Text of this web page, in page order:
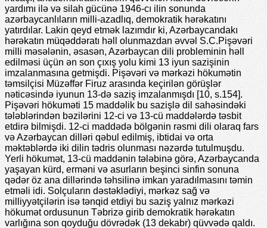
yardımı ilə və silah gücünə 1946-cı ilin sonunda
azərbaycanlıların milli-azadlıq, demokratik hərəkatını
yatırdılar. Lakin qeyd etmək lazımdır ki, Azərbaycandakı
hərəkatın müqəddəratı həll olunmazdan əvvəl S.C.Pişəvəri
milli məsələnin, əsasən, Azərbaycan dili probleminin həll
edilməsi üçün ən son çıxış yolu kimi 13 iyun sazişinin
imzalanmasına getmişdi. Pişəvəri və mərkəzi hökumətin
təmsilçisi Müzəffər Firuz arasında keçirilən görüşlər
nəticəsində iyunun 13-də saziş imzalanmışdı [10, s.154].
Pişəvəri hökuməti 15 maddəlik bu sazişlə dil sahəsindəki
tələblərindən bəzilərini 12-ci və 13-cü maddələrdə təsbit
etdirə bilmişdi. 12-ci maddədə bölgənin rəsmi dili olaraq fars
və Azərbaycan dilləri qəbul edilmiş, ibtidai və orta
məktəblərdə iki dilin tədris olunması nəzərdə tutulmuşdu.
Yerli hökumət, 13-cü maddənin tələbinə görə, Azərbaycanda
yaşayan kürd, erməni və asurların beşinci sinfin sonuna
qədər öz ana dillərində təhsilinə imkan yaradılmasını təmin
etməli idi. Solçuların dəstəklədiyi, mərkəz sağ və
milliyyətçilərin isə tənqid etdiyi bu saziş yalnız mərkəzi
hökumət ordusunun Təbrizə girib demokratik hərəkatın
varlığına son qoyduğu dövrədək (13 dekabr) qüvvədə qaldı.